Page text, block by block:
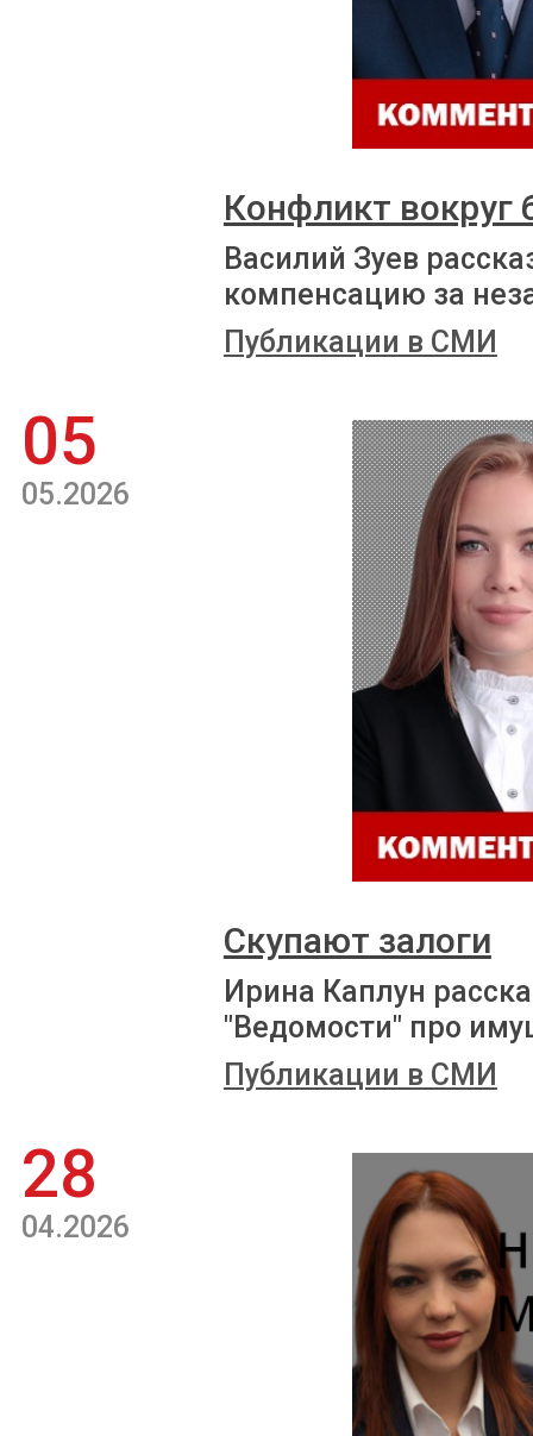
Конфликт
Василий Зуев
компенсацию за
Публикации в СМИ
05
05.2026
Скупают залоги
Ирина Каплун
"Ведомости" про
Публикации в СМИ
28
04.2026